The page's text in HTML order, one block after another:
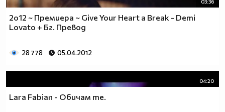
03:36
2o12 ~ Премиера ~ Give Your Heart a Break - Demi
Lovato + Бг. Превод
28 778 05.04.2012
04:20
Lara Fabian - Обичам те.